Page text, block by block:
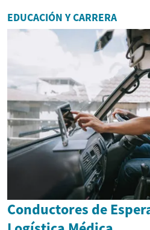
EDUCACIÓN Y CARRERA
Conductores de